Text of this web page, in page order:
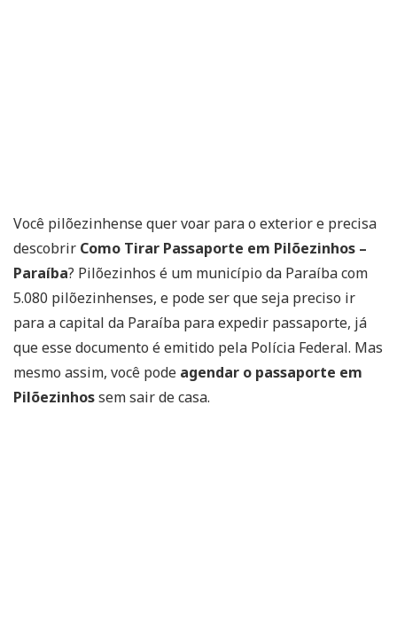
Você pilõezinhense quer voar para o exterior e precisa
descobrir Como Tirar Passaporte em Pilõezinhos –
Paraíba? Pilõezinhos é um município da Paraíba com
5.080 pilõezinhenses, e pode ser que seja preciso ir
para a capital da Paraíba para expedir passaporte, já
que esse documento é emitido pela Polícia Federal. Mas
mesmo assim, você pode agendar o passaporte em
Pilõezinhossem sair de casa.